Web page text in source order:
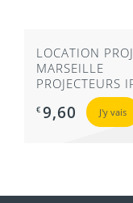
LOCATION
MARSEILLE
PROJECTEURS
€ 9,60 J'y vais